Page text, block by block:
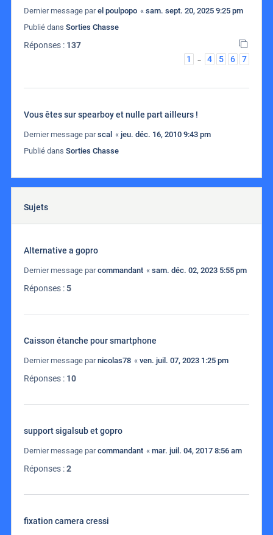
Dernier message parel poulpopo « sam. sept. 20, 2025 9:25 pm
Publié dans Sorties Chasse
Réponses : 137
1
4 5 6 7
Vous êtes sur spearboy et nulle part ailleurs !
Dernier message parscal « jeu. déc. 16, 2010 9:43 pm
Publié dans Sorties Chasse
Sujets
Alternative a gopro
Dernier message parcommandant « sam. déc. 02, 2023 5:55 pm
Réponses :5
Caisson étanche pour smartphone
Dernier message parnicolas78 « ven. juil. 07, 2023 1:25 pm
Réponses : 10
support sigalsub et gopro
Dernier message parcommandant « mar. juil. 04, 2017 8:56 am
Réponses :2
fixation camera cressi